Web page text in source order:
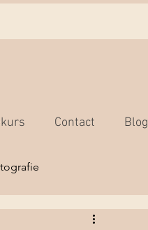
Contact Blog
Portraitfotografie